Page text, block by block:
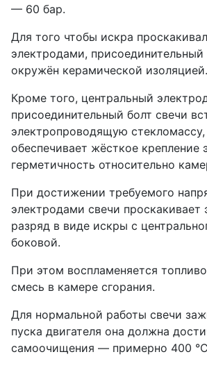
— 60 бар.
Для того чтобы искра
электродами, присоединительный
окружён керамической изоляцией.
Кроме того, центральный
присоединительный болт свечи
электропроводящую стекломассу,
обеспечивает жёсткое крепление
герметичность относительно
При достижении требуемого
электродами свечи проскакивает
разряд в виде искры с
боковой.
При этом воспламеняется
смесь в камере сгорания.
Для нормальной работы свечи
пуска двигателя она должна
самоочищения — примерно 400